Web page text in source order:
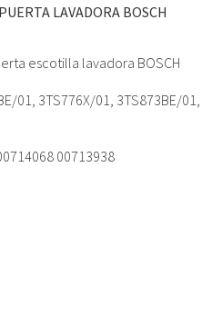
LAVADORA BOSCH
escotilla lavadora BOSCH
01, 3TS776X/01, 3TS873BE/
00713938